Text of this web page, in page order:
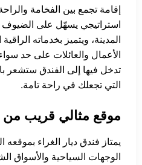
إقامة تجمع بين الفخامة
استراتيجي يسهّل على الضيوف
المدينة، ويتميز بخدماته
الأعمال والعائلات على حد
تدخل فيها إلى الفندق ستشعر
التي تجعلك في راحة تامة.
موقع مثالي قريب من
يمتاز فندق ديار الغراء بموقعه
الوجهات السياحية والأسواق